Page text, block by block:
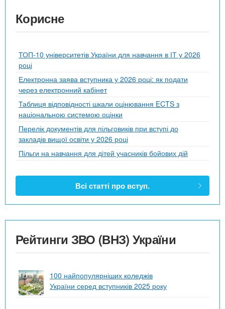
Корисне
ТОП-10 університетів України для навчання в ІТ у 2026
році
Електронна заява вступника у 2026 році: як подати
через електронний кабінет
Таблиця відповідності шкали оцінювання ECTS з
національною системою оцінки
Перелік документів для пільговиків при вступі до
закладів вищої освіти у 2026 році
Пільги на навчання для дітей учасників бойових дій
Всі статті про вступ.
Рейтинги ЗВО (ВНЗ) України
100 найпопулярніших коледжів
України серед вступників 2025 року